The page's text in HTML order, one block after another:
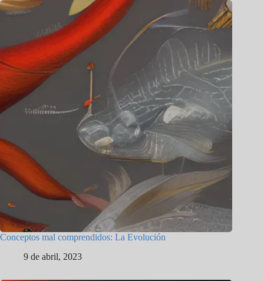
Conceptos mal comprendidos: La Evolución
9 de abril, 2023